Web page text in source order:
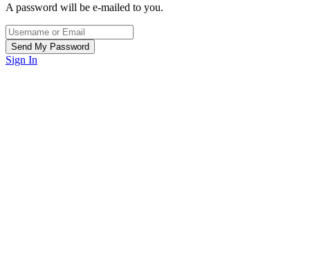
A password will be e-mailed to you.
Sign In